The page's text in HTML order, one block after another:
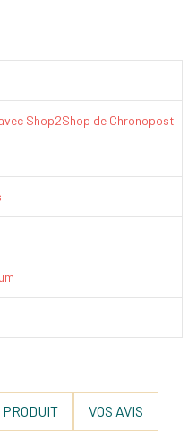
Shop2Shop de Chronopost
VOS AVIS